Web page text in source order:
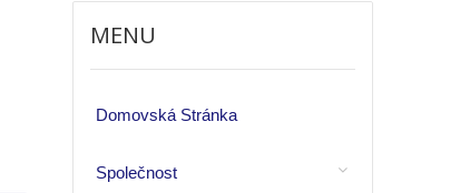
MENU
Domovská Stránka
Společnost